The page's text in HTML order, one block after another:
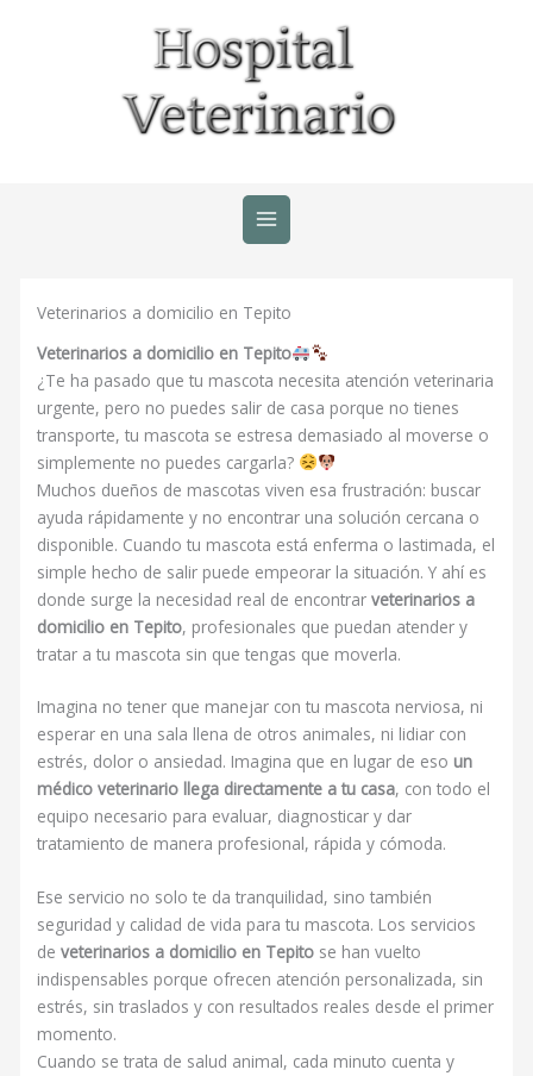
Veterinarios a domicilio en Tepito
Veterinarios a domicilio en Tepito
¿Te ha pasado que tu mascota necesita atención veterinaria
urgente, pero no puedes salir de casa porque no tienes
transporte, tu mascota se estresa demasiado al moverse o
simplemente no puedes cargarla?
Muchos dueños de mascotas viven esa frustración: buscar
ayuda rápidamente y no encontrar una solución cercana o
disponible. Cuando tu mascota está enferma o lastimada, el
simple hecho de salir puede empeorar la situación. Y ahí es
donde surge la necesidad real de encontrarveterinarios a
domicilio en Tepito, profesionales que puedan atender y
tratar a tu mascota sin que tengas que moverla.
Imagina no tener que manejar con tu mascota nerviosa, ni
esperar en una sala llena de otros animales, ni lidiar con
estrés, dolor o ansiedad. Imagina que en lugar de eso un
médico veterinario llega directamente a tu casa, con todo el
equipo necesario para evaluar, diagnosticar y dar
tratamiento de manera profesional, rápida y cómoda.
Ese servicio no solo te da tranquilidad, sino también
seguridad y calidad de vida para tu mascota. Los servicios
deveterinarios a domicilio en Tepito se han vuelto
indispensables porque ofrecen atención personalizada, sin
estrés, sin traslados y con resultados reales desde el primer
momento.
Cuando se trata de salud animal, cada minuto cuenta y